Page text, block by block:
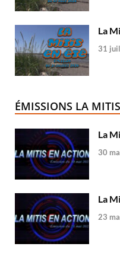
La
31
ÉMISSIONS LA
La
30
La
23